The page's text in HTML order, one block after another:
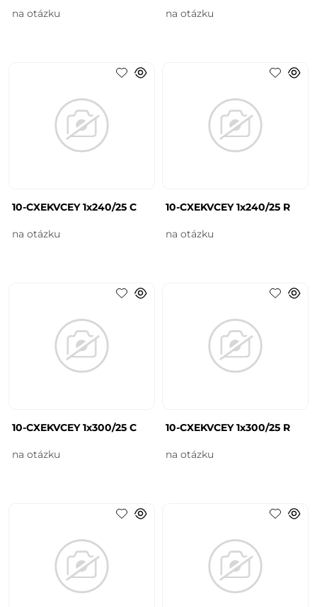
na otázku na otázku
10-CXEKVCEY 1x240/25 C
na otázku
10-CXEKVCEY 1x240/25 R
na otázku
10-CXEKVCEY 1x300/25 C
na otázku
10-CXEKVCEY 1x300/25 R
na otázku